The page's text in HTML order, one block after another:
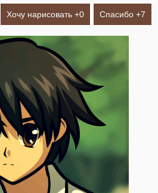
Хочу нарисовать +0 Спасибо +7